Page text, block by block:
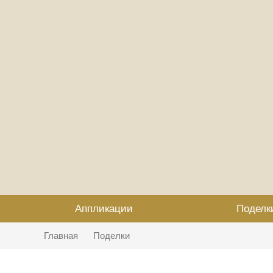
Аппликации
Главная Поделки